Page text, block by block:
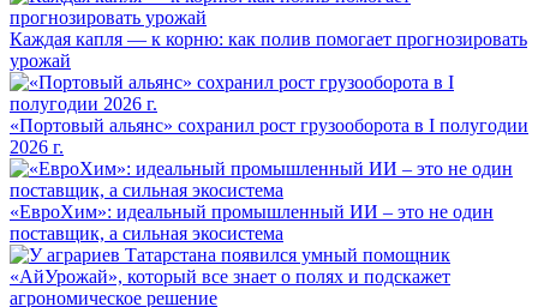
Каждая капля — к корню: как полив помогает прогнозировать
урожай
«Портовый альянс» сохранил рост грузооборота в I полугодии
2026 г.
«ЕвроХим»: идеальный промышленный ИИ – это не один
поставщик, а сильная экосистема